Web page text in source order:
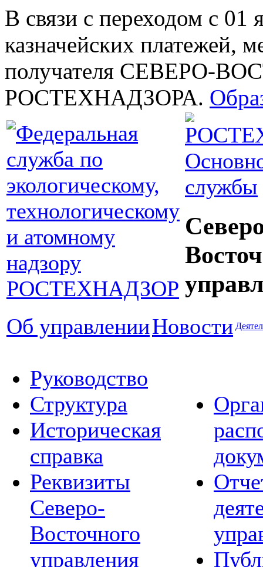
В связи с переходом с 01
казначейских платежей,
получателя СЕВЕРО-
РОСТЕХНАДЗОРА.
службы
Об управленииНовости
Руководство
Структура
Историческая
справка
Реквизиты
Северо-
Восточного
управления